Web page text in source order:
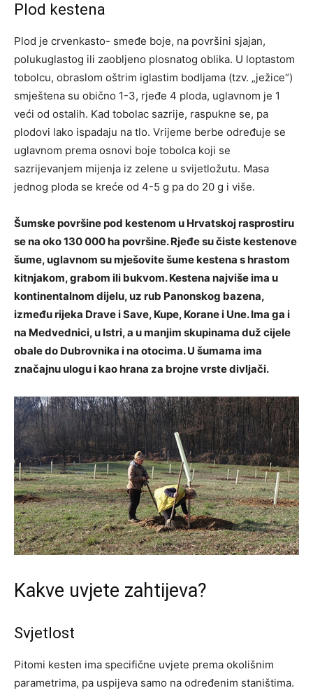
Plod kestena
Plod je crvenkasto- smeđe boje, na površini sjajan,
polukuglastog ili zaobljeno plosnatog oblika. U loptastom
tobolcu, obraslom oštrim iglastim bodljama (tzv. „ježice“)
smještena su obično 1-3, rjeđe 4 ploda, uglavnom je 1
veći od ostalih. Kad tobolac sazrije, raspukne se, pa
plodovi lako ispadaju na tlo. Vrijeme berbe određuje se
uglavnom prema osnovi boje tobolca koji se
sazrijevanjem mijenja iz zelene u svijetložutu. Masa
jednog ploda se kreće od 4-5 g pa do 20 g i više.
Šumske površine pod kestenom u Hrvatskoj rasprostiru
se na oko 130 000 ha površine. Rjeđe su čiste kestenove
šume, uglavnom su mješovite šume kestena s hrastom
kitnjakom, grabom ili bukvom. Kestena najviše ima u
kontinentalnom dijelu, uz rub Panonskog bazena,
između rijeka Drave i Save, Kupe, Korane i Une. Ima ga i
na Medvednici, u Istri, a u manjim skupinama duž cijele
obale do Dubrovnika i na otocima. U šumama ima
značajnu ulogu i kao hrana za brojne vrste divljači.
Kakve uvjete zahtijeva?
Svjetlost
Pitomi kesten ima specifične uvjete prema okolišnim
parametrima, pa uspijeva samo na određenim staništima.